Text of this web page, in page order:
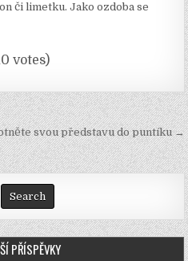
či limetku. Jako ozdoba se
votes)
svou představu do puntíku →
PŘÍSPĚVKY